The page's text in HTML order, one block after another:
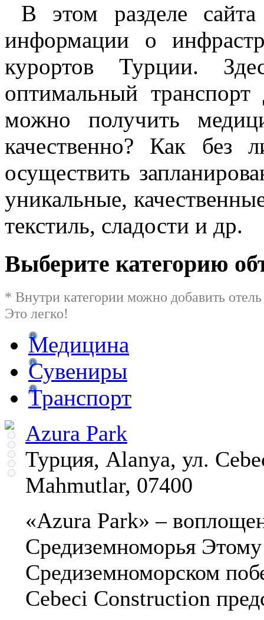
В этом разделе
информации о
курортов Турции.
оптимальный
можно получить
качественно? Как без
осуществить
уникальные,
текстиль, сладости и
Выберите категорию
* Внутри категории можно добавить
Это легко!
Медицина
Сувениры
Транспорт
Azura Park
Турция, Alanya, ул.
Mahmutlar, 07400
«Azura Park» –
Средиземноморья
Средиземноморском
Cebeci Construction